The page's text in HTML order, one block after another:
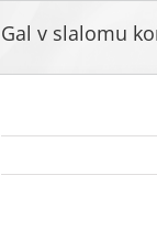
Gal v slalomu